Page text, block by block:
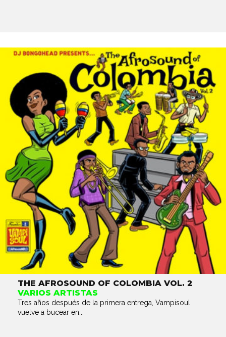
THE AFROSOUND OF COLOMBIA VOL. 2
VARIOS ARTISTAS
Tres años después de la primera entrega, Vampisoul
vuelve a bucear en...